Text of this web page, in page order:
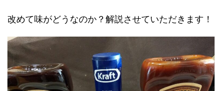
改めて味がどうなのか？解説させていただきます！